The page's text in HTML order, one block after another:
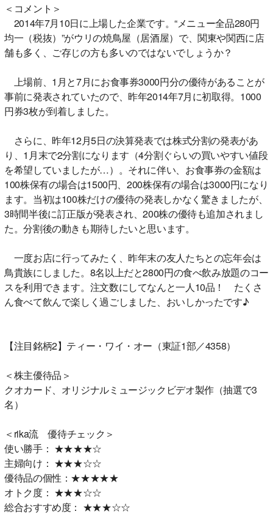
＜コメント＞
2014年7月10日に上場した企業です。“メニュー全品280円
均一（税抜）”がウリの焼鳥屋（居酒屋）で、関東や関西に店
舗も多く、ご存じの方も多いのではないでしょうか？
上場前、1月と7月にお食事券3000円分の優待があることが
事前に発表されていたので、昨年2014年7月に初取得。1000
円券3枚が到着しました。
さらに、昨年12月5日の決算発表では株式分割の発表があ
り、1月末で2分割になります（4分割ぐらいの買いやすい値段
を希望していましたが…）。それに伴い、お食事券の金額は
100株保有の場合は1500円、200株保有の場合は3000円になり
ます。当初は100株だけの優待の発表しかなく驚きましたが、
3時間半後に訂正版が発表され、200株の優待も追加されまし
た。分割後の動きも期待したいと思います。
一度お店に行ってみたく、昨年末の友人たちとの忘年会は
鳥貴族にしました。8名以上だと2800円の食べ飲み放題のコー
スを利用できます。注文数にしてなんと一人10品！ たくさ
ん食べて飲んで楽しく過ごしました、おいしかったです♪
【注目銘柄2】ティー・ワイ・オー（東証1部／4358）
＜株主優待品＞
クオカード、オリジナルミュージックビデオ製作（抽選で3
名）
＜rika流 優待チェック＞
使い勝手： ★★★★☆
主婦向け： ★★★☆☆
優待品の個性：★★★★★
オトク度： ★★★☆☆
総合おすすめ度： ★★★☆☆